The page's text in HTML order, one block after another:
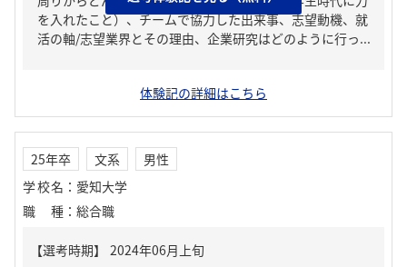
を入れたこと）、チームで協力した出来事、志望動機、就
活の軸/志望業界とその理由、企業研究はどのように行っ...
体験記の詳細はこちら
25年卒 文系
男性
学校名 ： 愛知大学
職種 ： 総合職